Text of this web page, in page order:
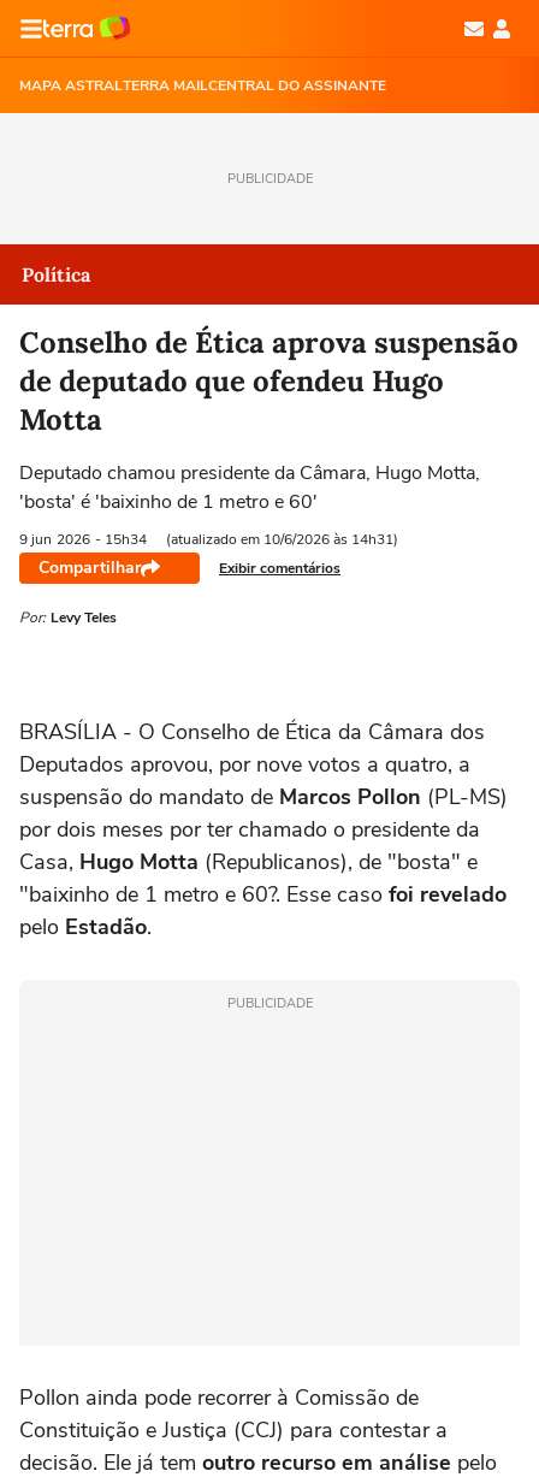
MAPA ASTRALTERRA MAILCENTRAL DO ASSINANTE
PUBLICIDADE
Política
Conselho de Ética aprova suspensão
de deputado que ofendeu Hugo
Motta
Deputado chamou presidente da Câmara, Hugo Motta,
'bosta' é 'baixinho de 1 metro e 60'
9 jun 2026 - 15h34 (atualizado em 10/6/2026 às 14h31)
Compartilhar Exibir comentários
Por: Levy Teles
BRASÍLIA - O Conselho de Ética da Câmara dos
Deputados aprovou, por nove votos a quatro, a
suspensão do mandato de Marcos Pollon (PL-MS)
por dois meses por ter chamado o presidente da
Casa, Hugo Motta (Republicanos), de "bosta" e
"baixinho de 1 metro e 60?. Esse caso foi revelado
pelo Estadão.
PUBLICIDADE
Pollon ainda pode recorrer à Comissão de
Constituição e Justiça (CCJ) para contestar a
decisão. Ele já tem outro recurso em análise pelo